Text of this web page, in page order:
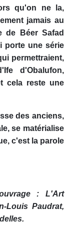
qu'on ne la,
jamais au
de Béer Safad
porte une série
permettraient,
d'Obalufon,
cela reste une
des anciens,
se matérialise
c'est la parole
: L'Art
Louis Paudrat,